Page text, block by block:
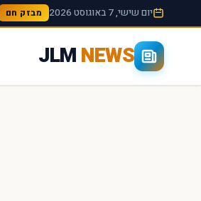
יום שישי, 7 באוגוסט 2026 מבזק חם
JLMNEWS